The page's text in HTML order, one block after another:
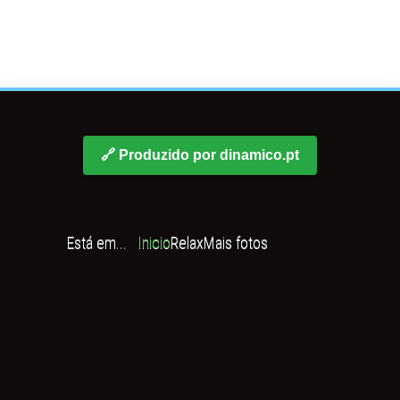
🔗 Produzido por dinamico.pt
Está em... InicioRelaxMais fotos